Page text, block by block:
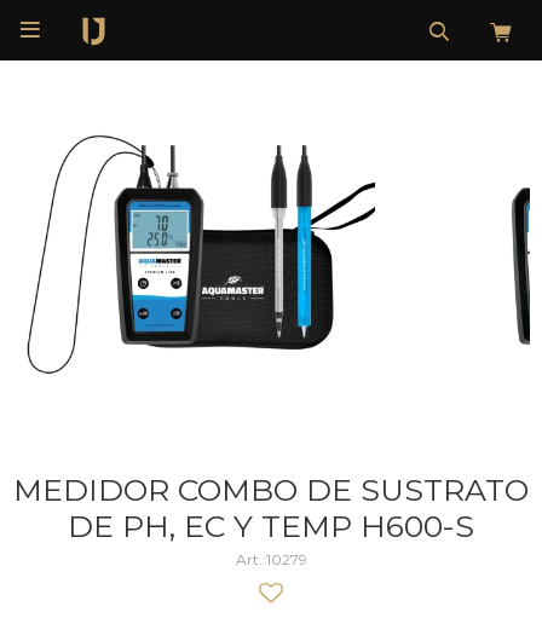

MEDIDOR COMBO DE SUSTRATO
DE PH, EC Y TEMP H600-S
10279